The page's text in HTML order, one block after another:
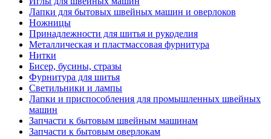
Лапки для бытовых швейных машин и оверлоков
Ножницы
Принадлежности для шитья и рукоделия
Металлическая и пластмассовая фурнитура
Нитки
Бисер, бусины, стразы
Фурнитура для шитья
Светильники и лампы
Лапки и приспособления для промышленных швейных
машин
Запчасти к бытовым швейным машинам
Запчасти к бытовым оверлокам